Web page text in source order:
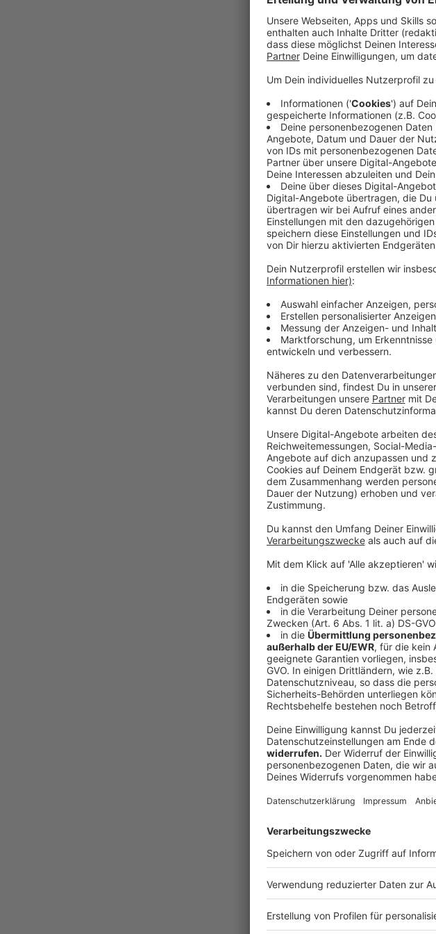
Anzeige
Diese
die Polizei
Sprengsätze
Vorfälle sind
20. Juli
der
5.
Das sind nur
Verdacht
Russland
benötigen:
werden, dort
sie jetzt direkt
Anzeige
Rätselhafte
Die Agenten
100 Euro pro
beobachten
feststellen,
sabotiert
Fälle nicht
Anzeige
Anzeige
Es gehe oft
Hilfe von
kopiert, um
Kampagne,
mutmaßlich
Seiten im
Reul
Anzeige